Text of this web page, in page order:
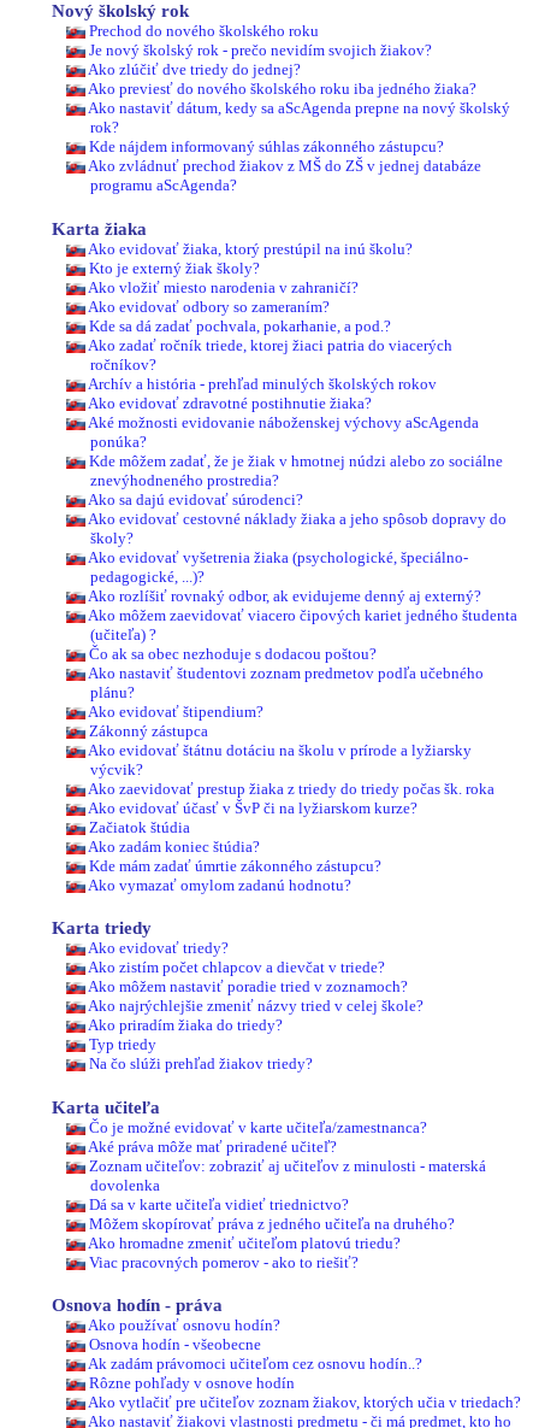
Nový školský rok
Prechod do nového školského roku
Je nový školský rok - prečo nevidím svojich žiakov?
Ako zlúčiť dve triedy do jednej?
Ako previesť do nového školského roku iba jedného žiaka?
Ako nastaviť dátum, kedy sa aScAgenda prepne na nový školský
rok?
Kde nájdem informovaný súhlas zákonného zástupcu?
Ako zvládnuť prechod žiakov z MŠ do ZŠ v jednej databáze
programu aScAgenda?
Karta žiaka
Ako evidovať žiaka, ktorý prestúpil na inú školu?
Kto je externý žiak školy?
Ako vložiť miesto narodenia v zahraničí?
Ako evidovať odbory so zameraním?
Kde sa dá zadať pochvala, pokarhanie, a pod.?
Ako zadať ročník triede, ktorej žiaci patria do viacerých
ročníkov?
Archív a história - prehľad minulých školských rokov
Ako evidovať zdravotné postihnutie žiaka?
Aké možnosti evidovanie náboženskej výchovy aScAgenda
ponúka?
Kde môžem zadať, že je žiak v hmotnej núdzi alebo zo sociálne
znevýhodneného prostredia?
Ako sa dajú evidovať súrodenci?
Ako evidovať cestovné náklady žiaka a jeho spôsob dopravy do
školy?
Ako evidovať vyšetrenia žiaka (psychologické, špeciálno-
pedagogické, ...)?
Ako rozlíšiť rovnaký odbor, ak evidujeme denný aj externý?
Ako môžem zaevidovať viacero čipových kariet jedného študenta
(učiteľa) ?
Čo ak sa obec nezhoduje s dodacou poštou?
Ako nastaviť študentovi zoznam predmetov podľa učebného
plánu?
Ako evidovať štipendium?
Zákonný zástupca
Ako evidovať štátnu dotáciu na školu v prírode a lyžiarsky
výcvik?
Ako zaevidovať prestup žiaka z triedy do triedy počas šk. roka
Ako evidovať účasť v ŠvP či na lyžiarskom kurze?
Začiatok štúdia
Ako zadám koniec štúdia?
Kde mám zadať úmrtie zákonného zástupcu?
Ako vymazať omylom zadanú hodnotu?
Karta triedy
Ako evidovať triedy?
Ako zistím počet chlapcov a dievčat v triede?
Ako môžem nastaviť poradie tried v zoznamoch?
Ako najrýchlejšie zmeniť názvy tried v celej škole?
Ako priradím žiaka do triedy?
Typ triedy
Na čo slúži prehľad žiakov triedy?
Karta učiteľa
Čo je možné evidovať v karte učiteľa/zamestnanca?
Aké práva môže mať priradené učiteľ?
Zoznam učiteľov: zobraziť aj učiteľov z minulosti - materská
dovolenka
Dá sa v karte učiteľa vidieť triednictvo?
Môžem skopírovať práva z jedného učiteľa na druhého?
Ako hromadne zmeniť učiteľom platovú triedu?
Viac pracovných pomerov - ako to riešiť?
Osnova hodín - práva
Ako používať osnovu hodín?
Osnova hodín - všeobecne
Ak zadám právomoci učiteľom cez osnovu hodín..?
Rôzne pohľady v osnove hodín
Ako vytlačiť pre učiteľov zoznam žiakov, ktorých učia v triedach?
Ako nastaviť žiakovi vlastnosti predmetu - či má predmet, kto ho